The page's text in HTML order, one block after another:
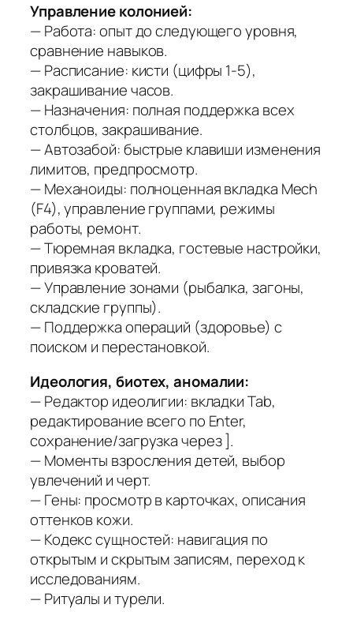
Управление колонией:
— Работа: опыт до следующего уровня,
сравнение навыков.
— Расписание: кисти (цифры 1-5),
закрашивание часов.
— Назначения: полная поддержка всех
столбцов, закрашивание.
— Автозабой: быстрые клавиши изменения
лимитов, предпросмотр.
— Механоиды: полноценная вкладка Mech
(F4), управление группами, режимы
работы, ремонт.
— Тюремная вкладка, гостевые настройки,
привязка кроватей.
— Управление зонами (рыбалка, загоны,
складские группы).
— Поддержка операций (здоровье) с
поиском и перестановкой.
Идеология, биотех, аномалии:
— Редактор идеолигии: вкладки Tab,
редактирование всего по Enter,
сохранение/загрузка через ].
— Моменты взросления детей, выбор
увлечений и черт.
— Гены: просмотр в карточках, описания
оттенков кожи.
— Кодекс сущностей: навигация по
открытым и скрытым записям, переход к
исследованиям.
— Ритуалы и турели.